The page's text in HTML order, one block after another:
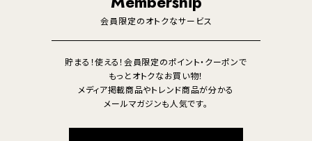
会員限定のオトクなサービス
貯まる！使える！会員限定のポイント・クーポンで
もっとオトクなお買い物！
メディア掲載商品やトレンド商品が分かる
メールマガジンも人気です。